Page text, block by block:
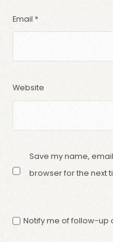
Email *
Website
Save my name,
browser for the next
Notify me of follow-up